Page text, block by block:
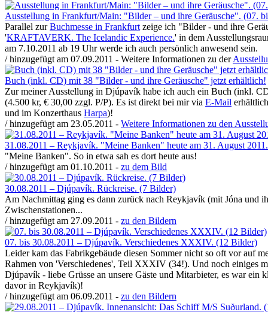
Ausstellung in Frankfurt/Main: "Bilder – und ihre Geräusche". (07.
Parallel zurBuchmesse in Frankfurt zeige ich "Bilder - und ihre
'KRAFTAVERK. The Icelandic Experience.' in dem
am 7.10.2011 ab 19 Uhr werde ich auch persönlich anwesend sein.
/ hinzugefügt am 07.09.2011 - Weitere Informationen zu der
Buch (inkl. CD) mit 38 "Bilder - und ihre Geräusche" jetzt erhältlich!
Zur meiner Ausstellung in Djúpavík habe ich auch ein Buch (inkl.
(4.500 kr, € 30,00 zzgl. P/P). Es ist direkt bei mir via E-Mail
und im Konzerthaus Harpa)!
/ hinzugefügt am 23.05.2011 - Weitere Informationen zu den
31.08.2011 – Reykjavík. "Meine Banken" heute am 31. August
"Meine Banken". So in etwa sah es dort heute aus!
/ hinzugefügt am 01.10.2011 - zu dem Bild
30.08.2011 – Djúpavík. Rückreise. (7 Bilder)
Am Nachmittag ging es dann zurück nach Reykjavík (mit Jóna und
Zwischenstationen...
/ hinzugefügt am 27.09.2011 - zu den Bildern
07. bis 30.08.2011 – Djúpavík. Verschiedenes XXXIV. (12 Bilder)
Leider kam das Fabrikgebäude diesen Sommer nicht so oft vor auf
Rahmen von 'Verschiedenes', Teil XXXIV (34!). Und noch einiges
Djúpavík - liebe Grüsse an unsere Gäste und Mitarbieter, es war ein
davor in Reykjavík)!
/ hinzugefügt am 06.09.2011 - zu den Bildern